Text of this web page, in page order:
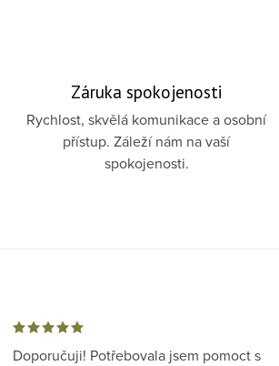
Záruka spokojenosti
Rychlost, skvělá komunikace a osobní
přístup. Záleží nám na vaší
spokojenosti.
Doporučuji! Potřebovala jsem pomoct s